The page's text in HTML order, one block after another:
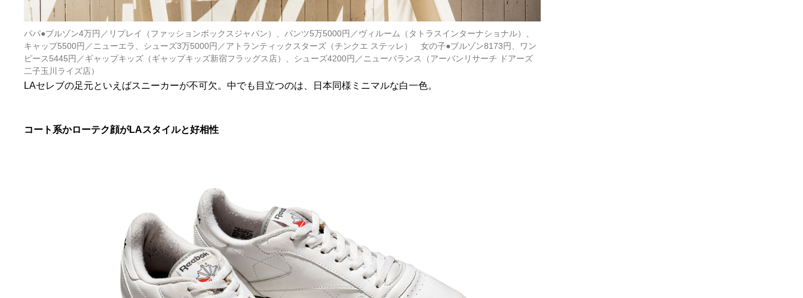
パパ●ブルゾン4万円／リプレイ（ファッションボックスジャパン）、パンツ5万5000円／ヴィルーム（タトラスインターナショナル）、
キャップ5500円／ニューエラ、シューズ3万5000円／アトランティックスターズ（チンクエ ステッレ） 女の子●ブルゾン8173円、ワン
ピース5445円／ギャップキッズ（ギャップキッズ新宿フラッグス店）、シューズ4200円／ニューバランス（アーバンリサーチ ドアーズ
二子玉川ライズ店）
LAセレブの足元といえばスニーカーが不可欠。中でも目立つのは、日本同様ミニマルな白一色。
コート系かローテク顔がLAスタイルと好相性